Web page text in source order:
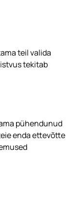
teil valida
tekitab
pühendunud
enda ettevõtte